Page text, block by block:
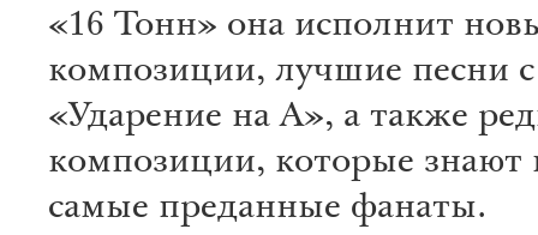
«16 Тонн» она исполнит
композиции, лучшие песни
«Ударение на А», а также
композиции, которые знают
самые преданные фанаты.